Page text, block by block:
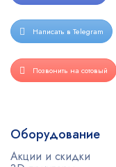
Написать в Telegram
Позвонить на сотовый
Оборудование
Акции и скидки